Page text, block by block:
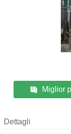
Miglior
Dettagli